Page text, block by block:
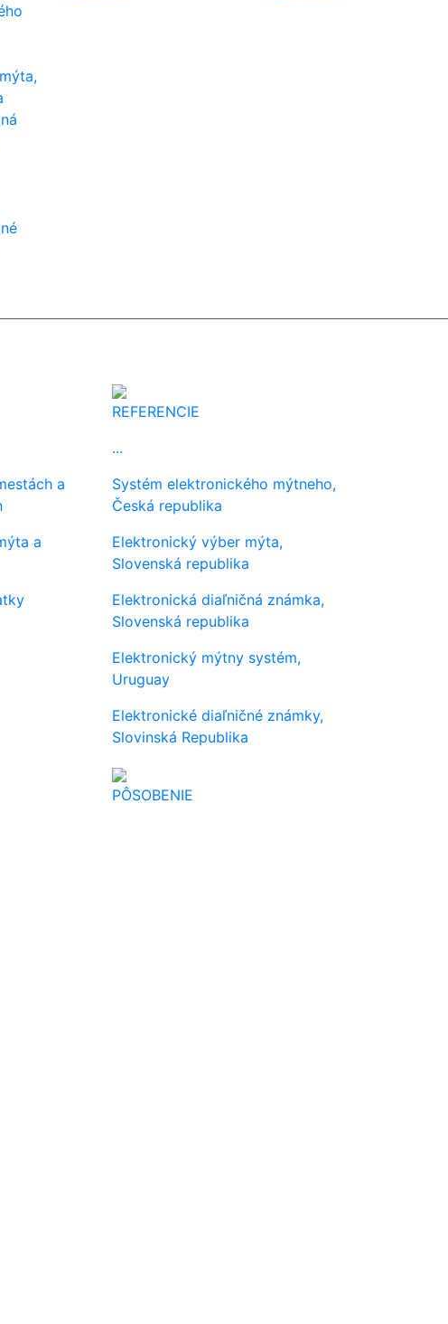
a
a
REFERENCIE
...
Systém elektronického mýtneho,
Česká republika
Elektronický výber mýta,
Slovenská republika
Elektronická diaľničná známka,
Slovenská republika
Elektronický mýtny systém,
Uruguay
Elektronické diaľničné známky,
Slovinská Republika
PÔSOBENIE